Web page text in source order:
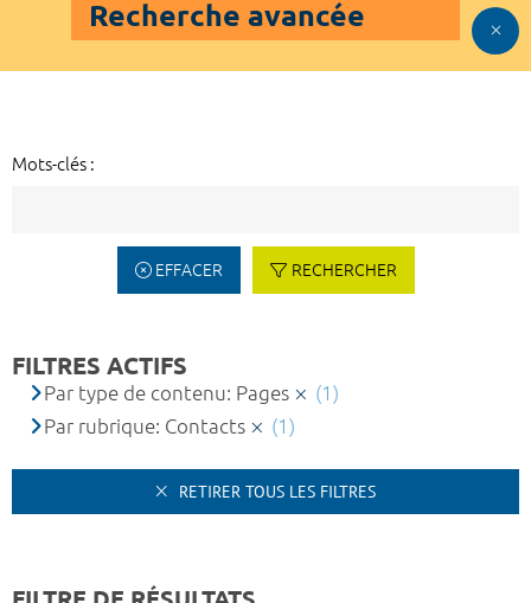
Recherche avancée
Mots-clés :
EFFACER RECHERCHER
FILTRES ACTIFS
Par type de contenu: Pages
(1)
Par rubrique: Contacts
(1)
RETIRER TOUS LES FILTRES